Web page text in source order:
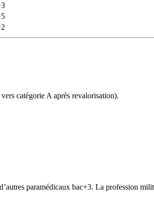
catégorie A après revalorisation).
paramédicaux bac+3. La profession